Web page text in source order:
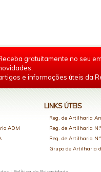
gratuitamente no seu
e informações úteis da
ADM
LINKS ÚTEIS
Reg. de Artilharia
Reg. de Artilharia
Reg. de Artilharia
Grupo de Artilharia